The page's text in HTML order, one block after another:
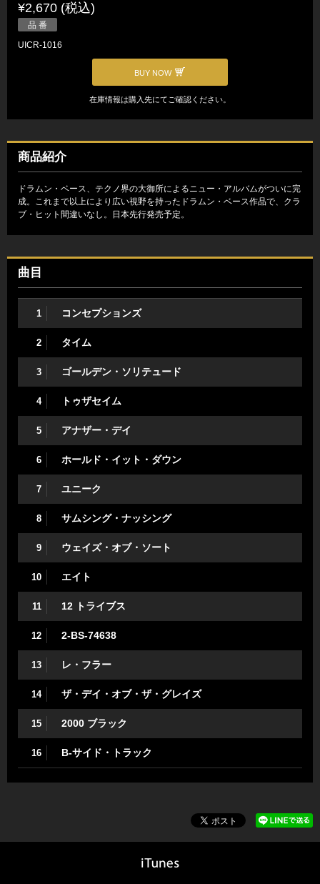
¥2,670 (税込)
品 番
UICR-1016
BUY NOW
在庫情報は購入先にてご確認ください。
商品紹介
ドラムン・ベース、テクノ界の大御所によるニュー・アルバムがついに完
成。これまで以上により広い視野を持ったドラムン・ベース作品で、クラ
ブ・ヒット間違いなし。日本先行発売予定。
曲目
1 コンセプションズ
2 タイム
3 ゴールデン・ソリテュード
4 トゥザセイム
5 アナザー・デイ
6 ホールド・イット・ダウン
7 ユニーク
8 サムシング・ナッシング
9 ウェイズ・オブ・ソート
10 エイト
11 12 トライブス
12 2-BS-74638
13 レ・フラー
14 ザ・デイ・オブ・ザ・グレイズ
15 2000 ブラック
16 B-サイド・トラック